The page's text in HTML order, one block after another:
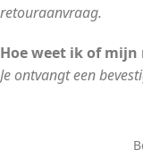
retouraanvraag.
Hoe weet ik of
Je ontvangt een